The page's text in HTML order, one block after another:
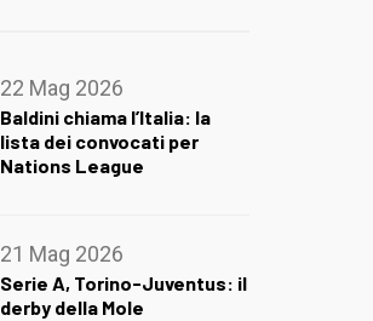
22 Mag 2026
Baldini chiama l’Italia: la
lista dei convocati per
Nations League
21 Mag 2026
Serie A, Torino-Juventus: il
derby della Mole